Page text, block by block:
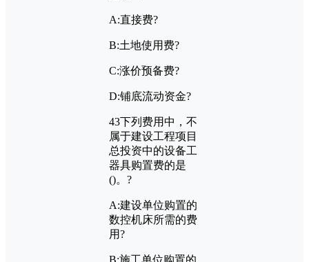
A:直接费?
B:土地使用费?
C:涨价预备费?
D:铺底流动资金?
43下列费用中，不
属于建设工程项目
总投资中的设备工
器具购置费的是
()。?
A:建设单位购置的
数控机床所需的费
用?
B:施工单位购置的